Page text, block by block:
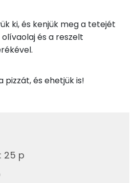
370 mg
ki, és kenjük meg a tetejét
és a reszelt
pizzát, és ehetjük is!
: 25 p